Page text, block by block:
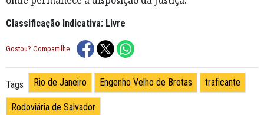
Classificação Indicativa: Livre
Gostou? Compartilhe
Tags Rio de Janeiro Engenho Velho de Brotas traficante
Rodoviária de Salvador